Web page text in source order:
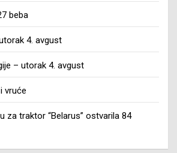
beba
4. avgust
– utorak 4. avgust
vruće
za traktor “Belarus” ostvarila 84